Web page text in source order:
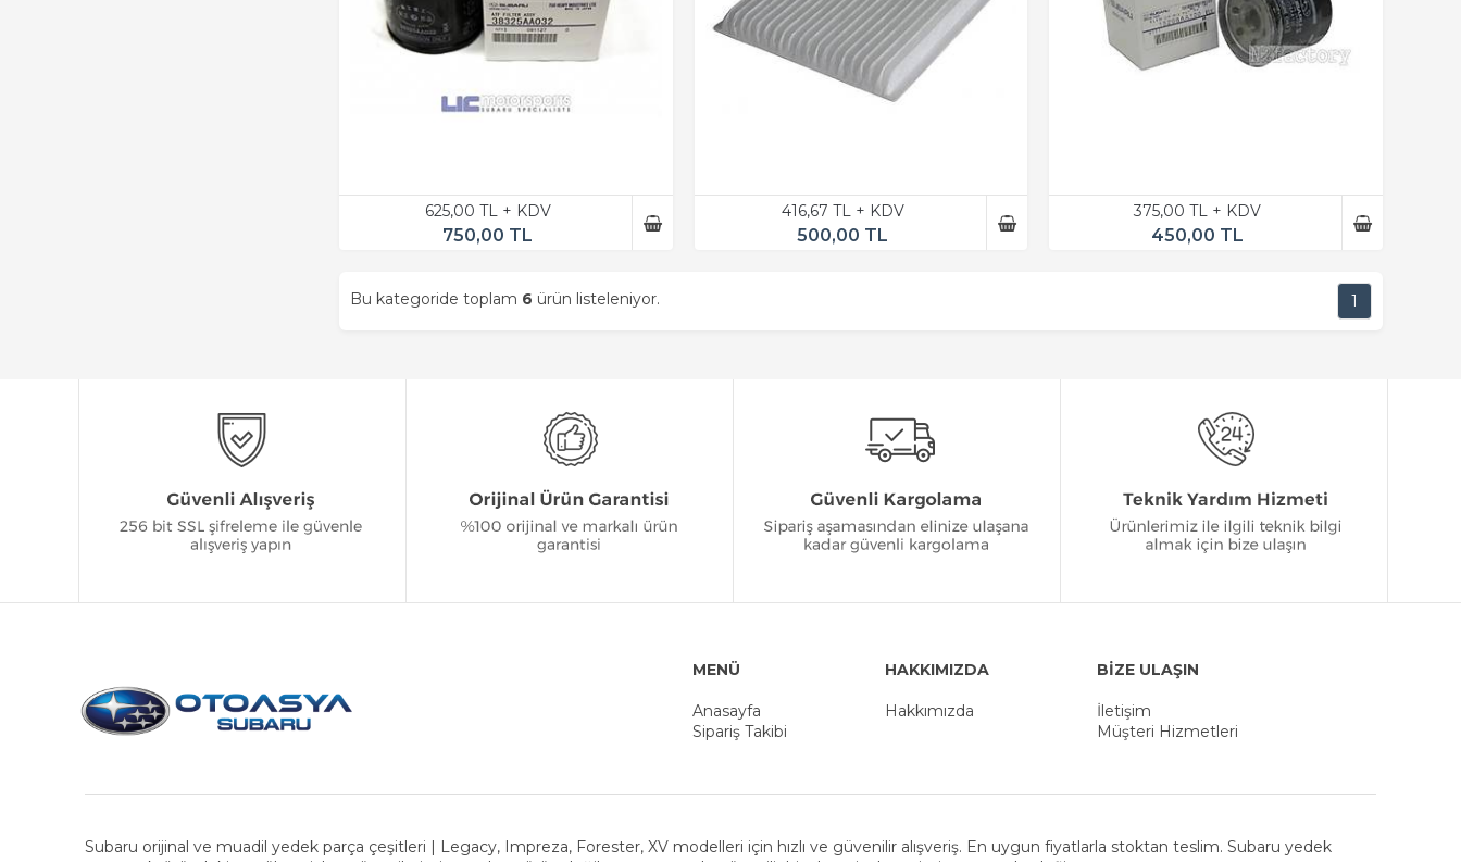
625,00 TL + KDV
750,00 TL
416,67 TL + KDV
500,00 TL
375,00 TL + KDV
450,00 TL
Bu kategoride toplam 6 ürün listeleniyor. 1
MENÜ
Anasayfa
Sipariş Takibi
HAKKIMIZDA
Hakkımızda
BİZE ULAŞIN
İletişim
Müşteri Hizmetleri
Subaru orijinal ve muadil yedek parça çeşitleri | Legacy, Impreza, Forester, XV modelleri için hızlı ve güvenilir alışveriş. En uygun fiyatlarla stoktan teslim. Subaru yedek